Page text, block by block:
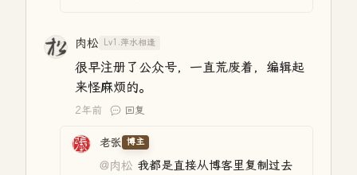
肉松 Lv1.萍水相逢
很早注册了公众号，一直荒废着，编辑起
来怪麻烦的。
2年前 回复
老张 博主
@肉松 我都是直接从博客里复制过去